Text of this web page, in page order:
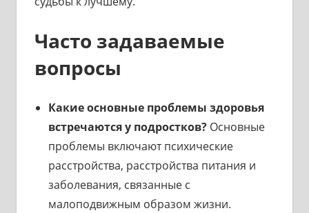
Часто задаваемые
вопросы
Какие основные проблемы здоровья
встречаются у подростков?Основные
проблемы включают психические
расстройства, расстройства питания и
заболевания, связанные с
малоподвижным образом жизни.